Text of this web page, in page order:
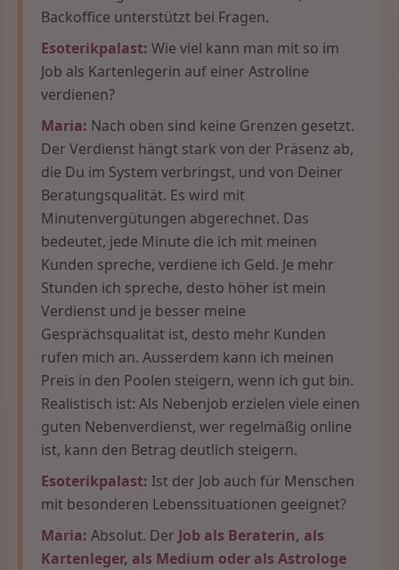
Backoffice unterstützt bei Fragen.
Esoterikpalast: Wie viel kann man mit so im
Job als Kartenlegerin auf einer Astroline
verdienen?
Maria: Nach oben sind keine Grenzen gesetzt.
Der Verdienst hängt stark von der Präsenz ab,
die Du im System verbringst, und von Deiner
Beratungsqualität. Es wird mit
Minutenvergütungen abgerechnet. Das
bedeutet, jede Minute die ich mit meinen
Kunden spreche, verdiene ich Geld. Je mehr
Stunden ich spreche, desto höher ist mein
Verdienst und je besser meine
Gesprächsqualität ist, desto mehr Kunden
rufen mich an. Ausserdem kann ich meinen
Preis in den Poolen steigern, wenn ich gut bin.
Realistisch ist: Als Nebenjob erzielen viele einen
guten Nebenverdienst, wer regelmäßig online
ist, kann den Betrag deutlich steigern.
Esoterikpalast: Ist der Job auch für Menschen
mit besonderen Lebenssituationen geeignet?
Maria: Absolut. Der Job als Beraterin, als
Kartenleger, als Medium oder als Astrologe